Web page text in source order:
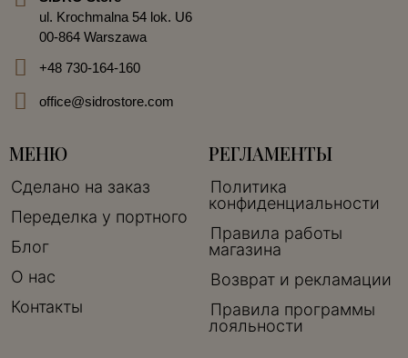
ul. Krochmalna 54 lok. U6
00-864 Warszawa
+48 730-164-160
office@sidrostore.com
МЕНЮ
Сделано на заказ
Переделка у портного
Блог
О нас
Контакты
РЕГЛАМЕНТЫ
Политика
конфиденциальности
Правила работы
магазина
Возврат и рекламации
Правила программы
лояльности